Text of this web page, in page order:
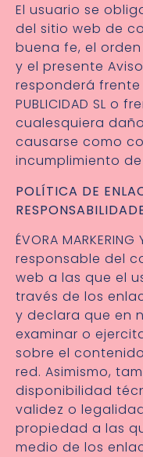
El usuario se
del sitio web de
buena fe, el
y el presente
responderá frente a
PUBLICIDAD SL o
cualesquiera
causarse como
incumplimiento
POLÍTICA DE
ÉVORA
responsable del
web a las que el
través de los
y declara que en
examinar o
sobre el
red. Asimismo,
disponibilidad
validez o
propiedad a las
medio de los